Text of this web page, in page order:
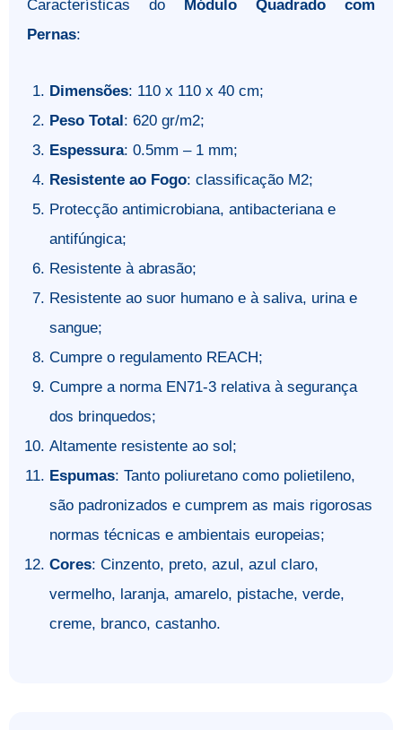
Características do
Módulo Quadrado com
Pernas:
Dimensões: 110 x 110 x 40 cm;
Peso Total : 620 gr/m2;
Espessura: 0.5mm – 1 mm;
Resistente ao Fogo: classificação M2;
Protecção antimicrobiana, antibacteriana e
antifúngica;
Resistente à abrasão;
Resistente ao suor humano e à saliva, urina e
sangue;
Cumpre o regulamento REACH;
Cumpre a norma EN71-3 relativa à segurança
dos brinquedos;
Altamente resistente ao sol;
Espumas: Tanto poliuretano como polietileno,
são padronizados e cumprem as mais rigorosas
normas técnicas e ambientais europeias;
Cores: Cinzento, preto, azul, azul claro,
vermelho, laranja, amarelo, pistache, verde,
creme, branco, castanho.